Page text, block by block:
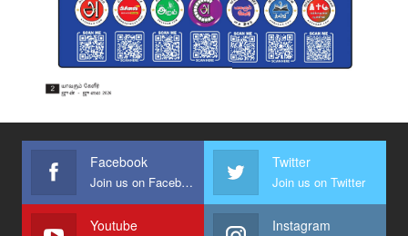
Facebook
Join us on Facebook
Twitter
Join us on Twitter
Youtube Instagram